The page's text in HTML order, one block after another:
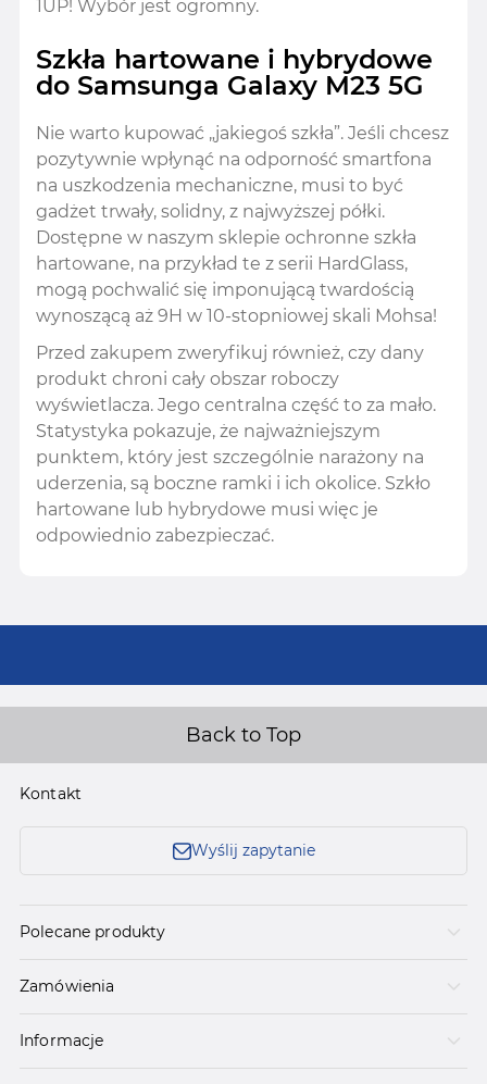
1UP! Wybór jest ogromny.
Szkła hartowane i hybrydowe
do Samsunga Galaxy M23 5G
Nie warto kupować „jakiegoś szkła”. Jeśli chcesz
pozytywnie wpłynąć na odporność smartfona
na uszkodzenia mechaniczne, musi to być
gadżet trwały, solidny, z najwyższej półki.
Dostępne w naszym sklepie ochronne szkła
hartowane, na przykład te z serii HardGlass,
mogą pochwalić się imponującą twardością
wynoszącą aż 9H w 10-stopniowej skali Mohsa!
Przed zakupem zweryfikuj również, czy dany
produkt chroni cały obszar roboczy
wyświetlacza. Jego centralna część to za mało.
Statystyka pokazuje, że najważniejszym
punktem, który jest szczególnie narażony na
uderzenia, są boczne ramki i ich okolice. Szkło
hartowane lub hybrydowe musi więc je
odpowiednio zabezpieczać.
Back to Top
Kontakt
Wyślij zapytanie
Polecane produkty
Zamówienia
Informacje